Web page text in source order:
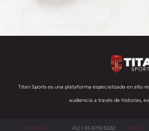
Titan Sports es una plataforma especializada en alto
audiencia a través de historias,
Teléfono: +52 1 55 6719 5282 Correo: